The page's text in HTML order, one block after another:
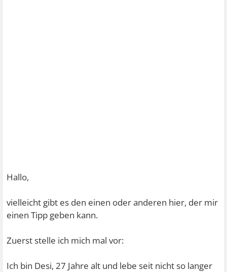
Hallo,
vielleicht gibt es den einen oder anderen hier, der mir
einen Tipp geben kann.
Zuerst stelle ich mich mal vor:
Ich bin Desi, 27 Jahre alt und lebe seit nicht so langer